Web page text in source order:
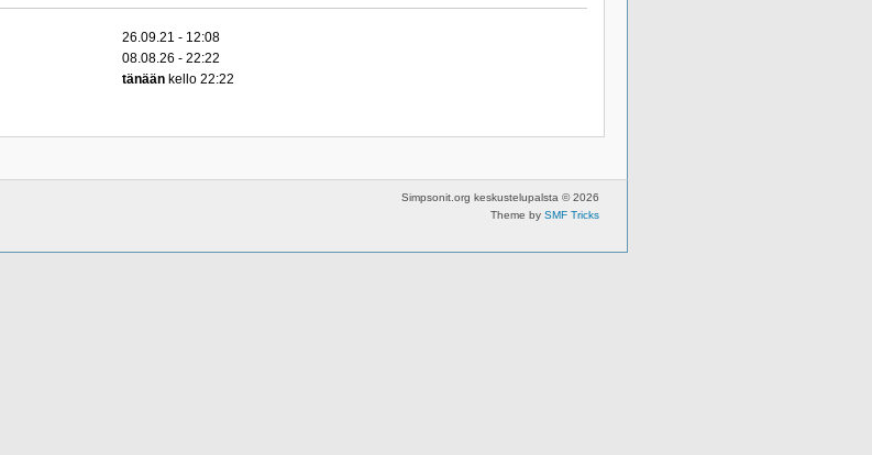
26.09.21 - 12:08
08.08.26 - 22:22
tänään kello 22:22
Simpsonit.org keskustelupalsta © 2026
Theme by SMF Tricks